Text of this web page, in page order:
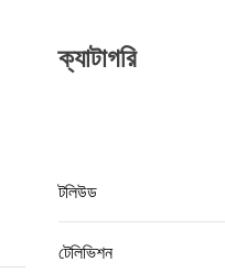
ক্যাটাগরি
টলিউড
টেলিভিশন